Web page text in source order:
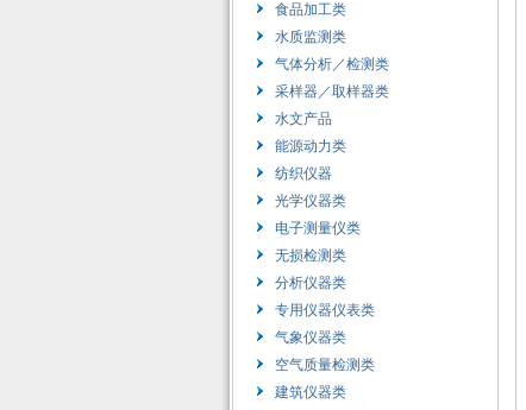
食品加工类
水质监测类
气体分析／检测类
采样器／取样器类
水文产品
能源动力类
纺织仪器
光学仪器类
电子测量仪类
无损检测类
分析仪器类
专用仪器仪表类
气象仪器类
空气质量检测类
建筑仪器类